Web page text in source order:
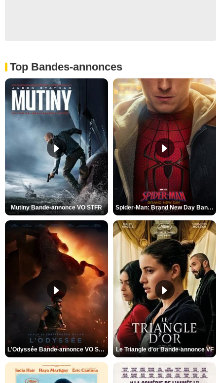
Top Bandes-annonces
Mutiny Bande-annonce VO STFR Spider-Man: Brand New Day Bande-annonce VO STFR
L'Odyssée Bande-annonce VO STFR Le Triangle d'or Bande-annonce VF